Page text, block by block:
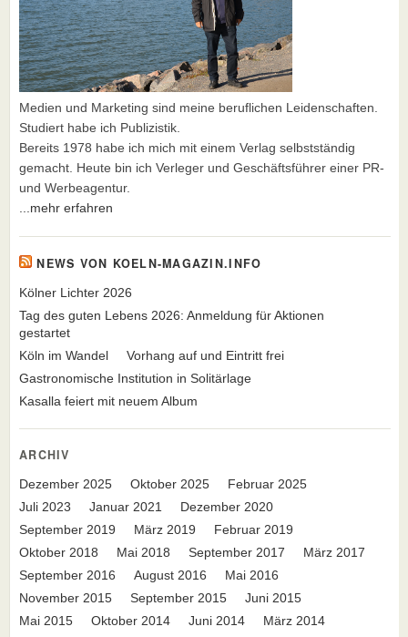
Medien und Marketing sind meine beruflichen Leidenschaften.
Studiert habe ich Publizistik.
Bereits 1978 habe ich mich mit einem Verlag selbstständig
gemacht. Heute bin ich Verleger und Geschäftsführer einer PR-
und Werbeagentur.
...mehr erfahren
NEWS VON KOELN-MAGAZIN.INFO
Kölner Lichter 2026
Tag des guten Lebens 2026: Anmeldung für Aktionen
gestartet
Köln im Wandel
Vorhang auf und Eintritt frei
Gastronomische Institution in Solitärlage
Kasalla feiert mit neuem Album
ARCHIV
Dezember 2025 Oktober 2025
Februar 2025
Juli 2023
Januar 2021
Dezember 2020
September 2019
März 2019
Februar 2019
Oktober 2018
Mai 2018 September 2017
März 2017
September 2016
August 2016
Mai 2016
November 2015
September 2015
Juni 2015
Mai 2015
Oktober 2014 Juni 2014
März 2014